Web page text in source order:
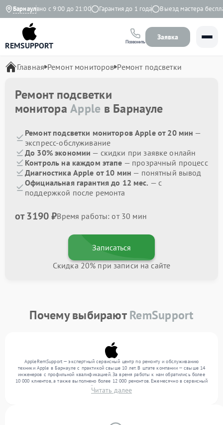
Барнаул
Ежедневно с 9:00 до 21:00 Гарантия до 1 года Выезд мастера
REMSUPPORT Позвонить
Заявка
Главная Ремонт мониторов Ремонт подсветки
Ремонт подсветки
монитораApple в Барнауле
Ремонт подсветки мониторов Apple от 20 мин —
экспресс-обслуживание
До 30% экономии — скидки при заявке онлайн
Контроль на каждом этапе — прозрачный процесс
Диагностика Apple от 10 мин — понятный вывод
Официальная гарантия до 12 мес. — с
поддержкой после ремонта
от 3190 ₽Время работы: от 30 мин
Записаться
Скидка 20% при записи на сайте
Почему выбираютRemSupport
AppleRemSupport — экспертный сервисный центр по ремонту и обслуживанию
техники Apple в Барнауле с практикой свыше 10 лет. В штате компании — свыше 14
инженеров с профильной квалификацией. За время работы к нам обратились более
10 000 клиентов, а также выполнено более 12 000 ремонтов. Ежемесячно в сервисный
центр поступает более 300 устройств, включая , , . Мы выполняем ремонт различного
уровня сложности и предлагаем стабильный уровень сервиса благодаря отлаженным
Читать далее